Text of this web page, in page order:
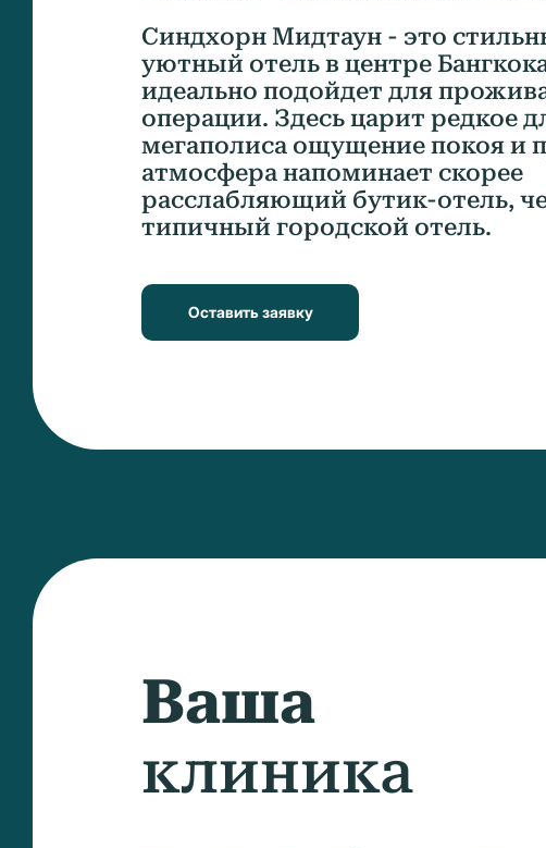
Синдхорн Мидтаун - это
уютный отель в центре
идеально подойдет для
операции. Здесь царит редкое
мегаполиса ощущение покоя и
атмосфера напоминает скорее
расслабляющий бутик-отель,
типичный городской отель.
Оставить заявку
Ваша
клиника